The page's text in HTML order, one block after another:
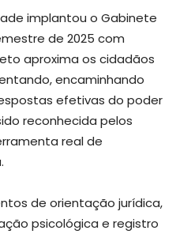
implantou o Gabinete
de 2025 com
aproxima os cidadãos
encaminhando
efetivas do poder
reconhecida pelos
real de
de orientação jurídica,
psicológica e registro